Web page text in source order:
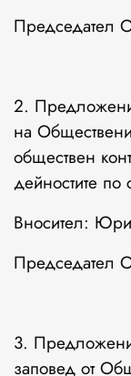
Председател
2.
на
обществен
дейностите
Вносител:
Председател
3.
заповед от